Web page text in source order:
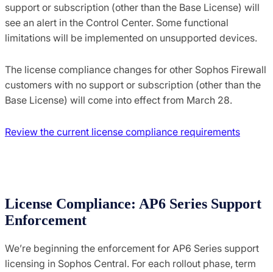
support or subscription (other than the Base License) will
see an alert in the Control Center. Some functional
limitations will be implemented on unsupported devices.
The license compliance changes for other Sophos Firewall
customers with no support or subscription (other than the
Base License) will come into effect from March 28.
Review the current license compliance requirements
License Compliance: AP6 Series Support
Enforcement
We’re beginning the enforcement for AP6 Series support
licensing in Sophos Central. For each rollout phase, term